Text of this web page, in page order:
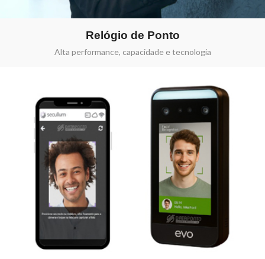
Relógio de Ponto
Alta performance, capacidade e tecnologia